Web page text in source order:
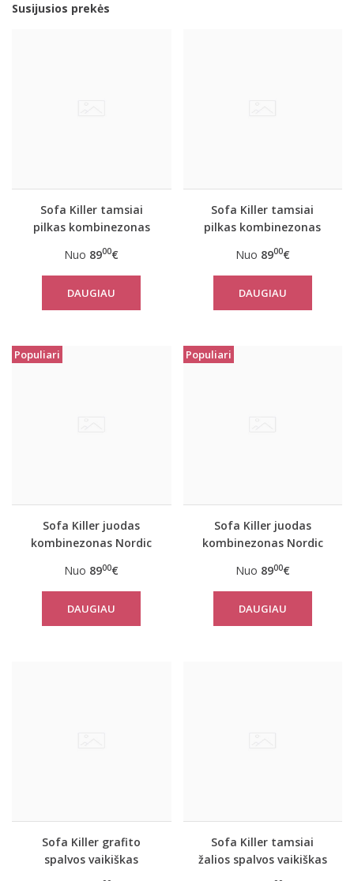
Susijusios prekės
Sofa Killer tamsiai
pilkas kombinezonas
Nuo 8900€
DAUGIAU
Sofa Killer tamsiai
pilkas kombinezonas
Nuo 8900€
DAUGIAU
Populiari
Sofa Killer juodas
kombinezonas Nordic
Nuo 8900€
DAUGIAU
Populiari
Sofa Killer juodas
kombinezonas Nordic
Nuo 8900€
DAUGIAU
Sofa Killer grafito
spalvos vaikiškas
Sofa Killer tamsiai
žalios spalvos vaikiškas